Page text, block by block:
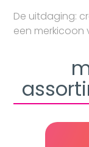
De uitdaging:
een merkicoon